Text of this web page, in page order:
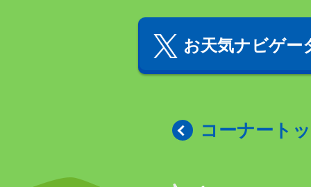
お天気ナビゲー
コーナート